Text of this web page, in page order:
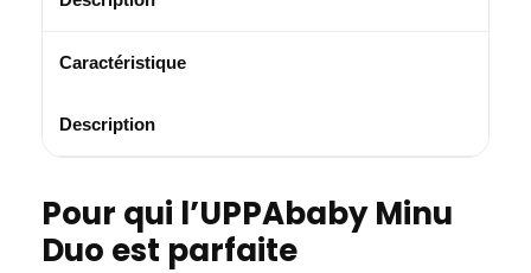
Pour qui l’UPPAbaby Minu
Duo est parfaite